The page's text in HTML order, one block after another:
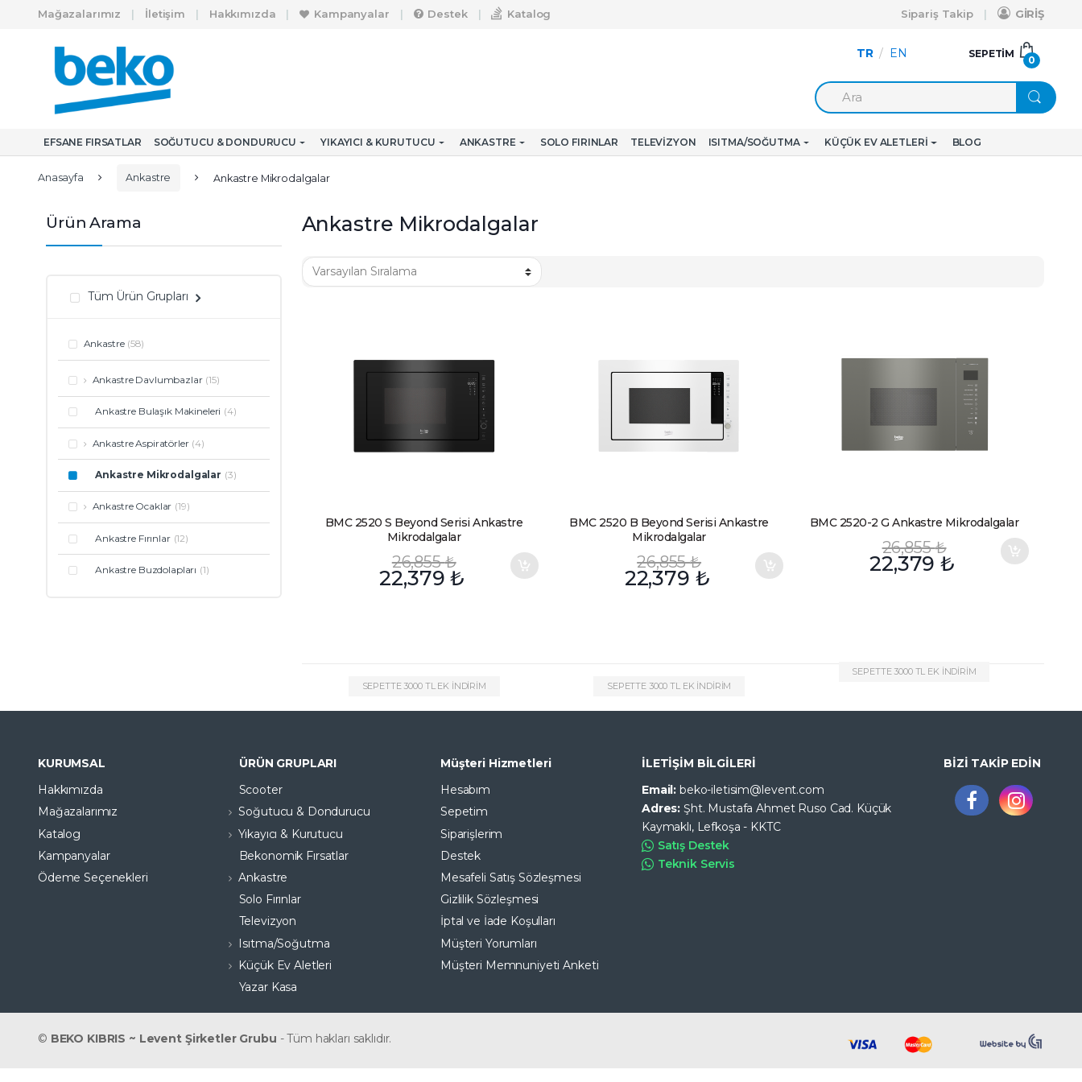
Skip to navigation
Skip to content
Mağazalarımız İletişim Hakkımızda Kampanyalar Destek Katalog Sipariş Takip GİRİŞ
TR / EN
a
:
SEPETIM
0
EFSANE FIRSATLAR SOĞUTUCU & DONDURUCU YIKAYICI & KURUTUCU ANKASTRE SOLO FIRINLAR TELEVIZYON ISITMA/SOĞUTMA KÜÇÜK EV ALETLERI BLOG
Anasayfa Ankastre Ankastre Mikrodalgalar
Ankastre Mikrodalgalar
BMC 2520 S Beyond Serisi Ankastre
Mikrodalgalar
26,855₺
22,379₺
SEPETTE 3000 TL EK İNDİRİM
BMC 2520 B Beyond Serisi Ankastre
Mikrodalgalar
26,855₺
22,379 ₺
SEPETTE 3000 TL EK İNDİRİM
BMC 2520-2 G Ankastre Mikrodalgalar
26,855₺
22,379₺
SEPETTE 3000 TL EK İNDİRİM
Ürün Arama
Tüm Ürün Grupları
Ankastre (58)
Ankastre Davlumbazlar (15)
Ankastre Bulaşık Makineleri (4)
Ankastre Aspiratörler (4)
Ankastre Mikrodalgalar (3)
Ankastre Ocaklar (19)
Ankastre Fırınlar (12)
Ankastre Buzdolapları (1)
KURUMSAL
Hakkımızda
Mağazalarımız
Katalog
Kampanyalar
Ödeme Seçenekleri
ÜRÜN GRUPLARI
Scooter
Soğutucu & Dondurucu
Yıkayıcı & Kurutucu
Bekonomik Fırsatlar
Ankastre
Solo Fırınlar
Televizyon
Isıtma/Soğutma
Küçük Ev Aletleri
Yazar Kasa
Müşteri Hizmetleri
Hesabım
Sepetim
Siparişlerim
Destek
Mesafeli Satış Sözleşmesi
Gizlilik Sözleşmesi
İptal ve İade Koşulları
Müşteri Yorumları
Müşteri Memnuniyeti Anketi
İLETİŞİM BİLGİLERİ
Email:beko-iletisim@levent.com
Adres:Şht. Mustafa Ahmet Ruso Cad. Küçük
Kaymaklı, Lefkoşa - KKTC
Satış Destek
Teknik Servis
BİZİ TAKİP EDİN
© BEKO KIBRIS ~ Levent Şirketler Grubu - Tüm hakları saklıdır.